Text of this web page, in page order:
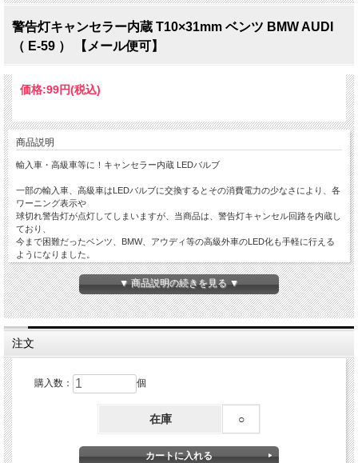
警告灯キャンセラー内蔵 T10×31mm ベンツ BMW AUDI
（ E-59 ） 【メール便可】
価格:99円(税込)
商品説明
輸入車・高級車等に！キャンセラー内蔵 LEDバルブ
一部の輸入車、高級車はLEDバルブに交換するとその消費電力の少なさにより、各
ワーニング表示や
球切れ警告灯が点灯してしまいますが、当商品は、警告灯キャンセル回路を内蔵し
ており、
今まで困難だったベンツ、BMW、アウディ等の高級外車のLED化も手軽に行える
ようになりました。
高性能SMDを使用しており、ルームランプ・ナンバー等に最適です。
こちらはT10×31バルブに適合します。
フェストン球なので、数ミリ違っても少々の流用は可能です。
商品サイズを目安に取付場所のご判断をお願いします。
車種によっては警告灯を解除出来ない場合がございます。
下さい。
▼ 商品説明の続きを見る ▼
注文
購入数： 個
在庫 ○